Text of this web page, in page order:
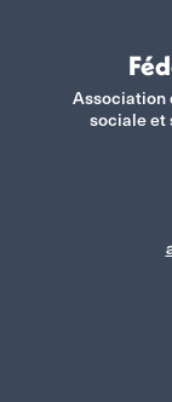
Association
sociale et